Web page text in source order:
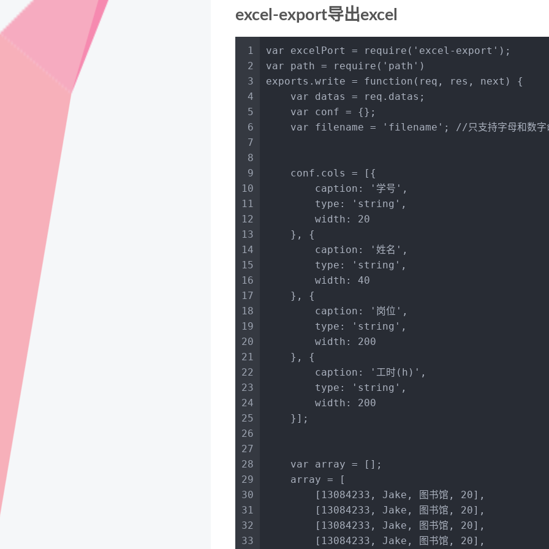
excel-export导出excel
1
2
3
4
5
6
7
8
9
10
11
12
13
14
15
16
17
18
19
20
21
22
23
24
25
26
27
28
29
30
31
32
33
var excelPort = require ( 'excel-export' );
var path = require ( 'path' )
exports . write = function ( req, res, next ) {
var datas = req. datas ;
var conf = {};
var filename = 'filename' ; //只支持字母和数字
    conf.
cols
= [{
caption : '学号' ,
type : 'string' ,
width : 20
    }, {
caption : '姓名' ,
type : 'string' ,
width : 40
    }, {
caption : '岗位' ,
type : 'string' ,
width : 200
    }, {
caption : '工时(h)' ,
type : 'string' ,
width : 200
    }];
var array = [];
    array = [
        [
13084233 , Jake , 图书馆, 20],
        [
13084233 , Jake , 图书馆, 20],
        [
13084233 , Jake , 图书馆, 20],
        [
13084233 , Jake , 图书馆, 20],